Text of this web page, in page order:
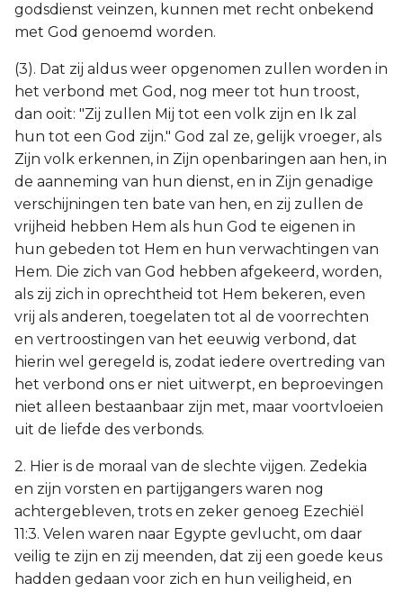
godsdienst veinzen, kunnen met recht onbekend
met God genoemd worden.
(3). Dat zij aldus weer opgenomen zullen worden in
het verbond met God, nog meer tot hun troost,
dan ooit: "Zij zullen Mij tot een volk zijn en Ik zal
hun tot een God zijn." God zal ze, gelijk vroeger, als
Zijn volk erkennen, in Zijn openbaringen aan hen, in
de aanneming van hun dienst, en in Zijn genadige
verschijningen ten bate van hen, en zij zullen de
vrijheid hebben Hem als hun God te eigenen in
hun gebeden tot Hem en hun verwachtingen van
Hem. Die zich van God hebben afgekeerd, worden,
als zij zich in oprechtheid tot Hem bekeren, even
vrij als anderen, toegelaten tot al de voorrechten
en vertroostingen van het eeuwig verbond, dat
hierin wel geregeld is, zodat iedere overtreding van
het verbond ons er niet uitwerpt, en beproevingen
niet alleen bestaanbaar zijn met, maar voortvloeien
uit de liefde des verbonds.
2. Hier is de moraal van de slechte vijgen. Zedekia
en zijn vorsten en partijgangers waren nog
achtergebleven, trots en zeker genoeg Ezechiël
11:3. Velen waren naar Egypte gevlucht, om daar
veilig te zijn en zij meenden, dat zij een goede keus
hadden gedaan voor zich en hun veiligheid, en